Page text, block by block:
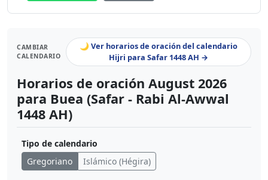
CAMBIAR
CALENDARIO
🌙 Ver horarios de oración del calendario
Hijri para Safar 1448 AH →
Horarios de oración August 2026
para Buea (Safar - Rabi Al-Awwal
1448 AH)
Tipo de calendario
Gregoriano
Islámico (Hégira)